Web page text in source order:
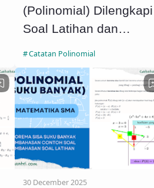
(Polinomial) Dilengkapi
Soal Latihan dan
Catatan Polinomial
30 December 2025